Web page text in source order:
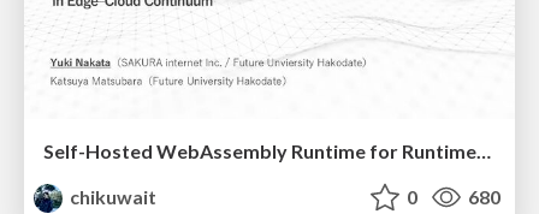
Self-Hosted WebAssembly Runtime for Runtime-Neutral Checkpoint/Restore in Edge–Cloud Continuum
chikuwait
0 680